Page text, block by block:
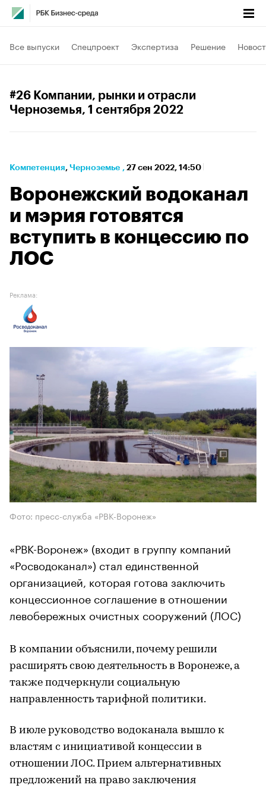
Все выпуски Спецпроект Экспертиза Решение
#26 Компании, рынки и отрасли
Черноземья, 1 сентября 2022
Компетенция⁠, Черноземье , 27 сен 2022, 14:50
Воронежский водоканал
и мэрия готовятся
вступить в концессию по
ЛОС
Реклама:
Фото: пресс-служба «РВК-Воронеж»
«РВК-Воронеж» (входит в группу компаний
«Росводоканал») стал единственной
организацией, которая готова заключить
концессионное соглашение в отношении
левобережных очистных сооружений (ЛОС)
В компании объяснили, почему решили
расширять свою деятельность в Воронеже, а
также подчеркнули социальную
направленность тарифной политики.
В июле руководство водоканала вышло к
властям с инициативой концессии в
отношении ЛОС. Прием альтернативных
предложений на право заключения